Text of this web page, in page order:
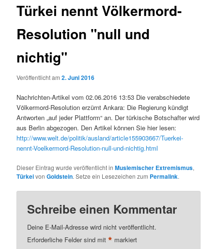
Türkei nennt Völkermord-
Resolution "null und
nichtig"
Veröffentlicht am2. Juni 2016
Nachrichten-Artikel vom 02.06.2016 13:53 Die verabschiedete
Völkermord-Resolution erzürnt Ankara: Die Regierung kündigt
Antworten „auf jeder Plattform“ an. Der türkische Botschafter wird
aus Berlin abgezogen. Den Artikel können Sie hier lesen:
http://www.welt.de/politik/ausland/article155903667/Tuerkei-
nennt-Voelkermord-Resolution-null-und-nichtig.html
Dieser Eintrag wurde veröffentlicht inMuslemischer Extremismus,
TürkeivonGoldstein. Setze ein Lesezeichen zum Permalink.
Schreibe einen Kommentar
Deine E-Mail-Adresse wird nicht veröffentlicht.
Erforderliche Felder sind mit* markiert